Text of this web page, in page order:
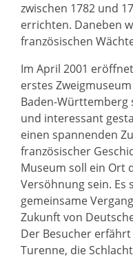
zwischen 1782 und
errichten. Daneben
französischen
Im April 2001
erstes
Baden-Württemberg
und interessant
einen spannenden
französischer
Museum soll ein Ort
Versöhnung sein. Es
gemeinsame
Zukunft von
Der Besucher
Turenne, die